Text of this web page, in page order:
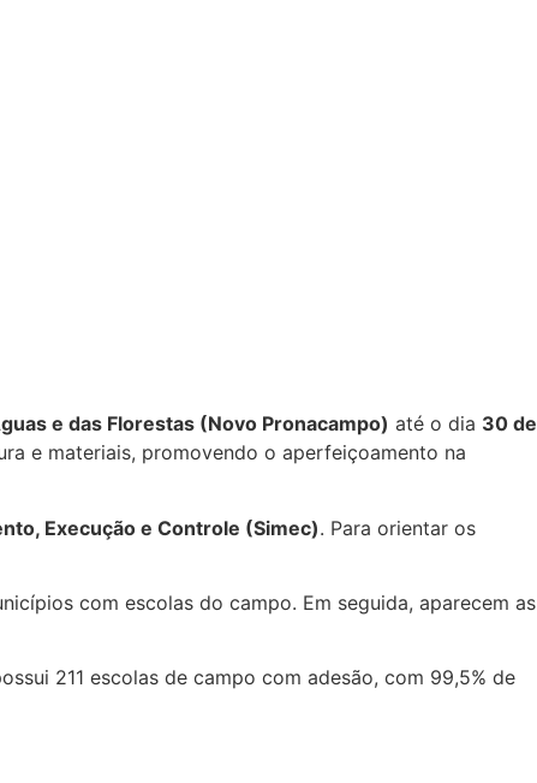
e das Florestas (Novo Pronacampo) até o dia 30 de
e materiais, promovendo o aperfeiçoamento na
Execução e Controle (Simec). Para orientar os
com escolas do campo. Em seguida, aparecem as
211 escolas de campo com adesão, com 99,5% de